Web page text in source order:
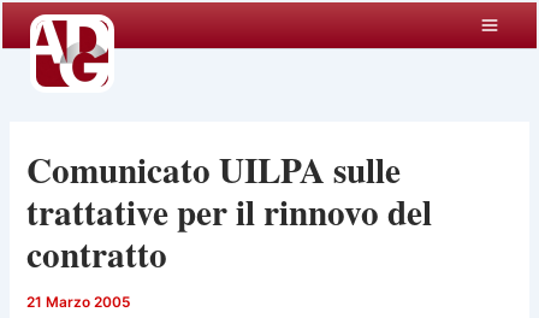
contenuto
Comunicato UILPA sulle
trattative per il rinnovo del
contratto
21 Marzo 2005